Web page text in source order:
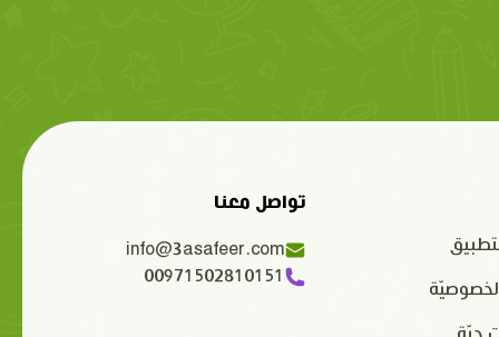
تواصل معنا
info@3asafeer.com
00971502810151